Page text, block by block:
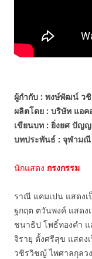
ผู้กำกับ : พงษ์พัฒน์ วชิ
ผลิตโดย : บริษัท แอค
เขียนบท : ยิ่งยศ ปัญ
บทประพันธ์ : จุฬามณี
นักแสดง กรงกรรม
ราณี แคมเปน แสดง
ฐกฤต ตวันพงค์ แสดง
ชนาธิป โพธิ์ทองคำ แ
จิรายุ ตั้งศรีสุข แสดง
วชิรวิชญ์ ไพศาลกุลว